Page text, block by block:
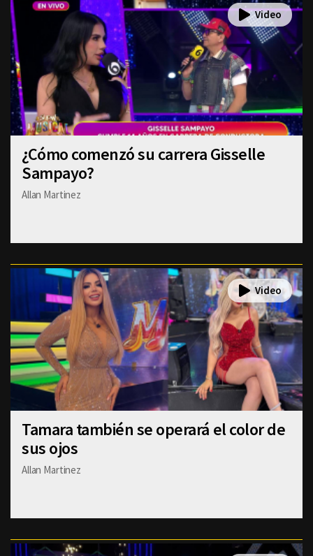
¿Cómo comenzó su carrera Gisselle
Sampayo?
Allan Martinez
Tamara también se operará el color de
sus ojos
Allan Martinez